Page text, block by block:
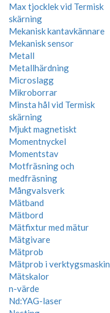
Max tjocklek vid Termisk
skärning
Mekanisk kantavkännare
Mekanisk sensor
Metall
Metallhärdning
Microslagg
Mikroborrar
Minsta hål vid Termisk
skärning
Mjukt magnetiskt
Momentnyckel
Momentstav
Motfräsning och
medfräsning
Mångvalsverk
Mätband
Mätbord
Mätfixtur med mätur
Mätgivare
Mätprob
Mätprob i verktygsmaskin
Mätskalor
n-värde
Nd:YAG-laser